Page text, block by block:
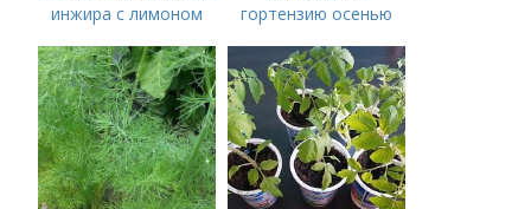
инжира с лимоном
гортензию осенью